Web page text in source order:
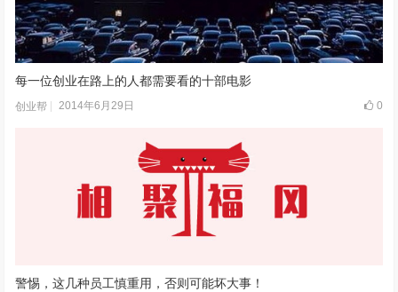
每一位创业在路上的人都需要看的十部电影
创业帮 2014年6月29日 0
警惕，这几种员工慎重用，否则可能坏大事！